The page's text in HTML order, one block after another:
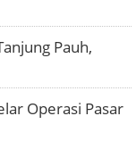
Pauh,
Operasi Pasar